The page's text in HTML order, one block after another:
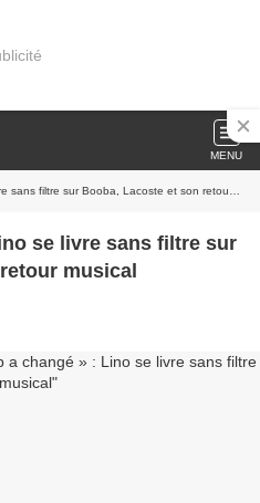
MENU
filtre sur Booba, Lacoste et son retour musical
se livre sans filtre sur
musical